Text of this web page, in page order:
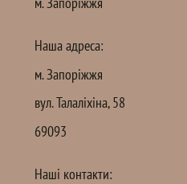
Наша адреса:
м. Запоріжжя
вул. Талаліхіна, 58
69093
Наші контакти: